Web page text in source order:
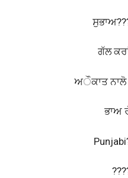
ਗੱਲ
ਅੌਕਾਤ ਨਾਲੋ
ਭਾਅ